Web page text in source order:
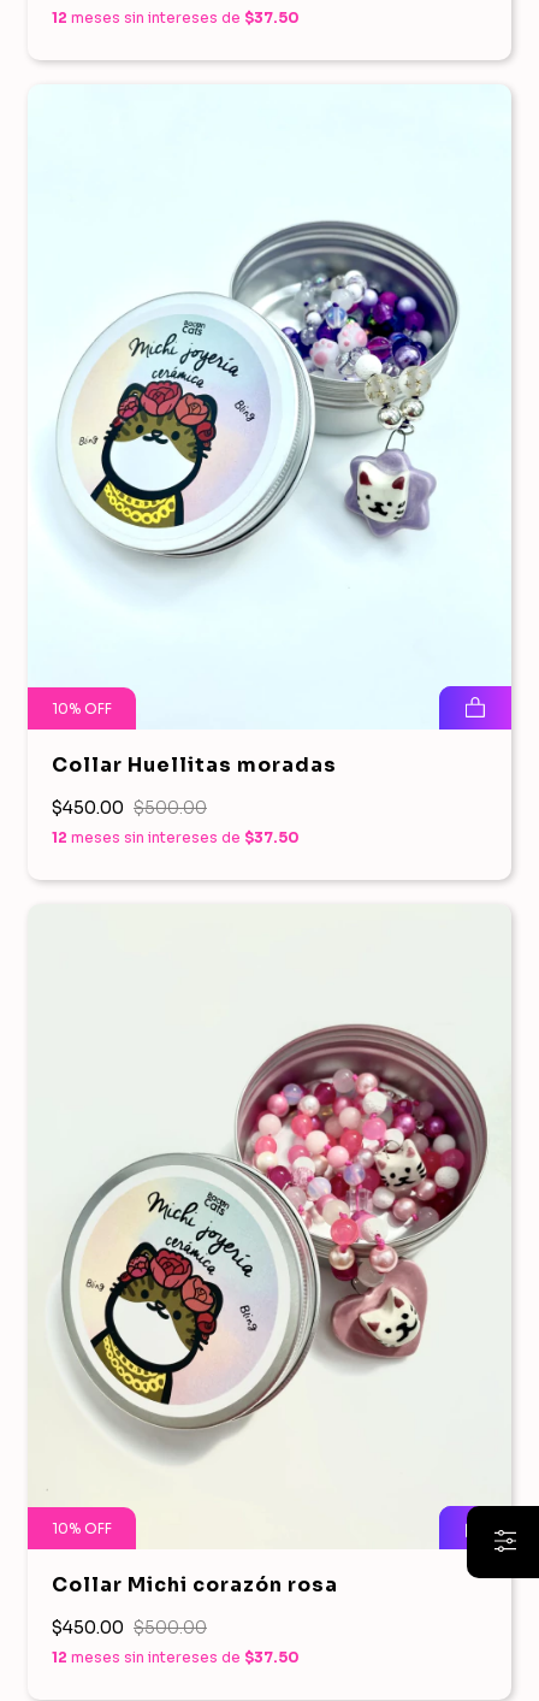
12 meses sin intereses de $37.50
10% OFF
Collar Huellitas moradas
$450.00 $500.00
12 meses sin intereses de $37.50
10% OFF
Collar Michi corazón rosa
$450.00 $500.00
12 meses sin intereses de $37.50